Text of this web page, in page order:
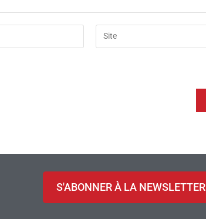
S'ABONNER À LA NEWSLETTER